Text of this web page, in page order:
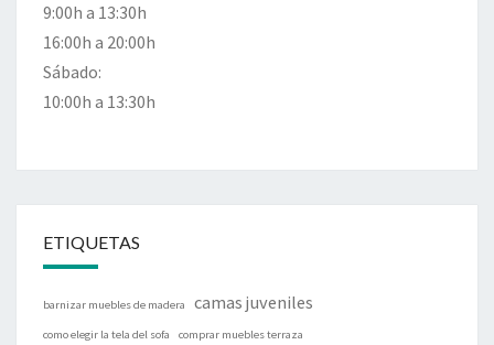
9:00h a 13:30h
16:00h a 20:00h
Sábado:
10:00h a 13:30h
ETIQUETAS
barnizar muebles de madera camas juveniles
como elegir la tela del sofa comprar muebles terraza